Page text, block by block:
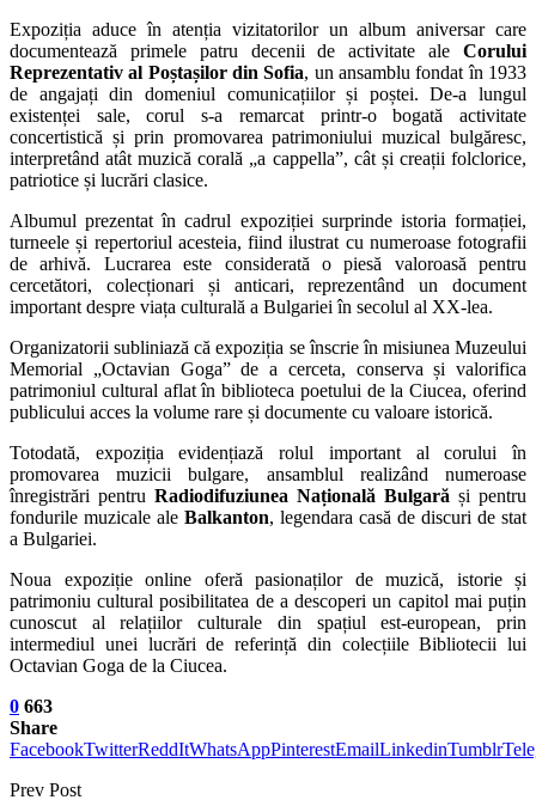
Expoziția aduce în atenția vizitatorilor un album aniversar care
documentează primele patru decenii de activitate ale Corului
Reprezentativ al Poștașilor din Sofia, un ansamblu fondat în 1933
de angajați din domeniul comunicațiilor și poștei. De-a lungul
existenței sale, corul s-a remarcat printr-o bogată activitate
concertistică și prin promovarea patrimoniului muzical bulgăresc,
interpretând atât muzică corală „a cappella”, cât și creații folclorice,
patriotice și lucrări clasice.
Albumul prezentat în cadrul expoziției surprinde istoria formației,
turneele și repertoriul acesteia, fiind ilustrat cu numeroase fotografii
de arhivă. Lucrarea este considerată o piesă valoroasă pentru
cercetători, colecționari și anticari, reprezentând un document
important despre viața culturală a Bulgariei în secolul al XX-lea.
Organizatorii subliniază că expoziția se înscrie în misiunea Muzeului
Memorial „Octavian Goga” de a cerceta, conserva și valorifica
patrimoniul cultural aflat în biblioteca poetului de la Ciucea, oferind
publicului acces la volume rare și documente cu valoare istorică.
Totodată, expoziția evidențiază rolul important al corului în
promovarea muzicii bulgare, ansamblul realizând numeroase
înregistrări pentru Radiodifuziunea Națională Bulgară și pentru
fondurile muzicale ale Balkanton, legendara casă de discuri de stat
a Bulgariei.
Noua expoziție online oferă pasionaților de muzică, istorie și
patrimoniu cultural posibilitatea de a descoperi un capitol mai puțin
cunoscut al relațiilor culturale din spațiul est-european, prin
intermediul unei lucrări de referință din colecțiile Bibliotecii lui
Octavian Goga de la Ciucea.
0 663
Share
FacebookTwitterReddItWhatsAppPinterestEmailLinkedinTumblr
Prev Post